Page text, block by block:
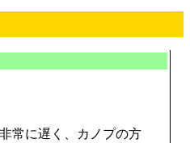
常に遅く、カノプの方